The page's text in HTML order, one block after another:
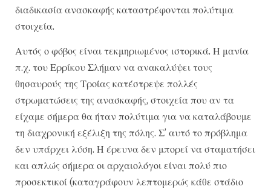
διαδικασία ανασκαφής καταστρέφονται πολύτιμα
στοιχεία.
Αυτός ο φόβος είναι τεκμηριωμένος ιστορικά. Η μανία
π.χ. του Ερρίκου Σλήμαν να ανακαλύψει τους
θησαυρούς της Τροίας κατέστρεψε πολλές
στρωματώσεις της ανασκαφής, στοιχεία που αν τα
είχαμε σήμερα θα ήταν πολύτιμα για να καταλάβουμε
τη διαχρονική εξέλιξη της πόλης. Σ’ αυτό το πρόβλημα
δεν υπάρχει λύση. Η έρευνα δεν μπορεί να σταματήσει
και απλώς σήμερα οι αρχαιολόγοι είναι πολύ πιο
προσεκτικοί (καταγράφουν λεπτομερώς κάθε στάδιο